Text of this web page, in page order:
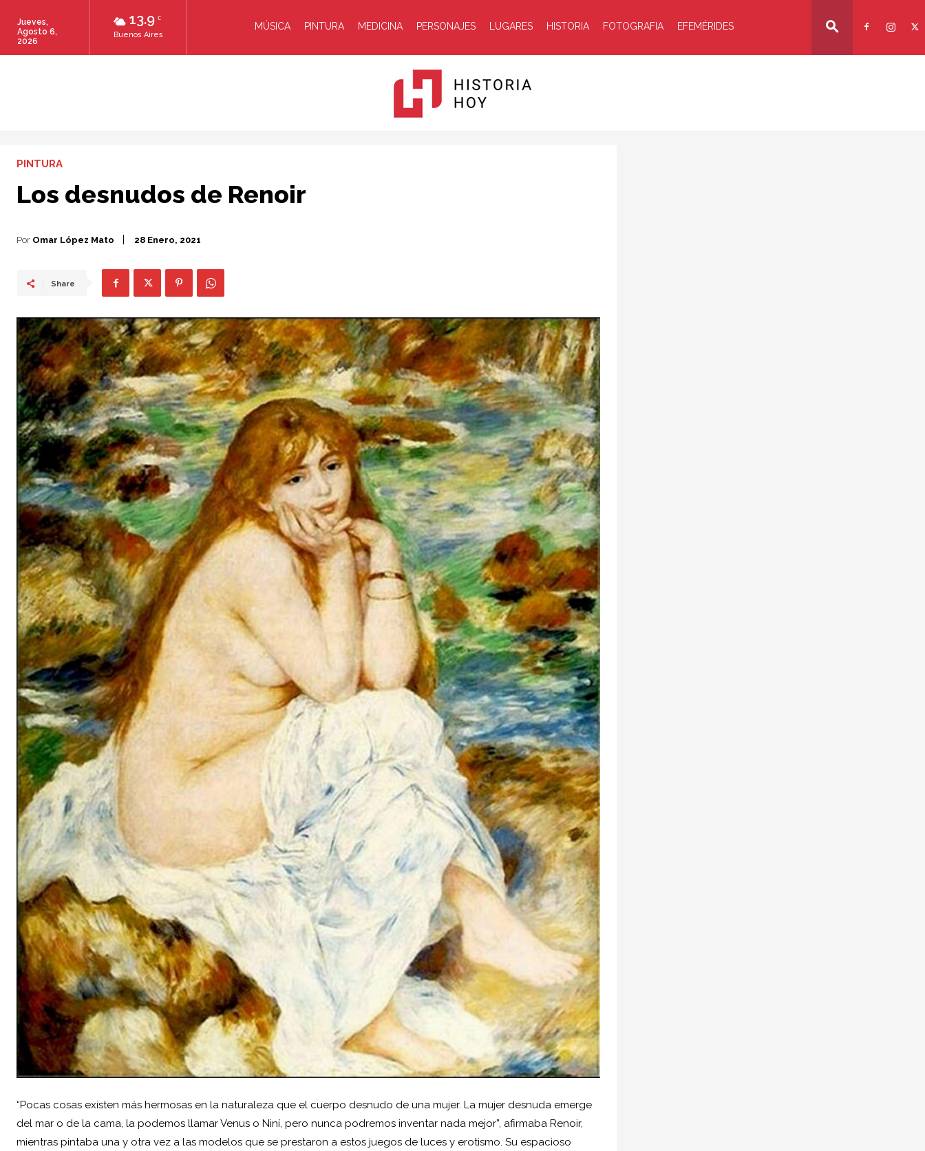
13.9 C
Buenos Aires
Jueves,
Agosto 6,
2026
MÚSICA PINTURA MEDICINA PERSONAJES LUGARES HISTORIA FOTOGRAFIA EFEMÉRIDES
PINTURA
Los desnudos de Renoir
Por Omar López Mato 28 Enero, 2021
Share
“Pocas cosas existen más hermosas en la naturaleza que el cuerpo desnudo de una mujer. La mujer desnuda emerge
del mar o de la cama, la podemos llamar Venus o Niní, pero nunca podremos inventar nada mejor”, afirmaba Renoir,
mientras pintaba una y otra vez a las modelos que se prestaron a estos juegos de luces y erotismo. Su espacioso